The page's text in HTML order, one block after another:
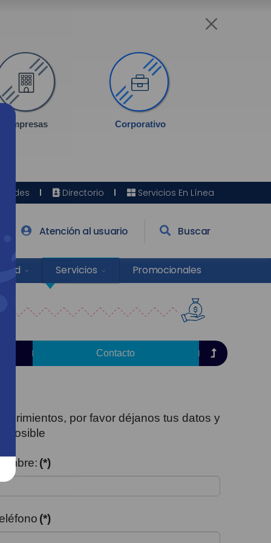
Empresas Corporativo
Sedes Directorio Servicios En Línea
Atención al usuario Buscar
Salud Servicios Promocionales
Contacto
por favor déjanos tus datos y
posible
(*)
(*)